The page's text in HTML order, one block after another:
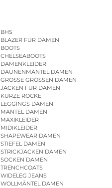
BHS
BLAZER FÜR DAMEN
BOOTS
CHELSEABOOTS
DAMENKLEIDER
DAUNENMÄNTEL DAMEN
GROSSE GRÖSSEN DAMEN
JACKEN FÜR DAMEN
KURZE RÖCKE
LEGGINGS DAMEN
MÄNTEL DAMEN
MAXIKLEIDER
MIDIKLEIDER
SHAPEWEAR DAMEN
STIEFEL DAMEN
STRICKJACKEN DAMEN
SOCKEN DAMEN
TRENCHCOATS
WIDELEG JEANS
WOLLMÄNTEL DAMEN